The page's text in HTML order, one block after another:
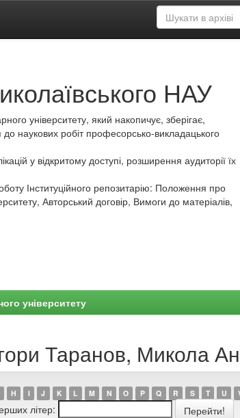
НАУ
університету, який накопичує, зберігає,
наукових робіт професорсько-викладацького
у відкритому доступі, розширення аудиторії їх
Інституційного репозитарію: Положення про
Авторський договір, Вимоги до матеріалів,
університету
Таранов, Микола
H I J K L M N O P Q R S T U
літер: